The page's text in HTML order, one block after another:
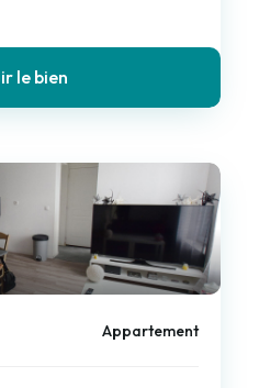
le bien
Appartement